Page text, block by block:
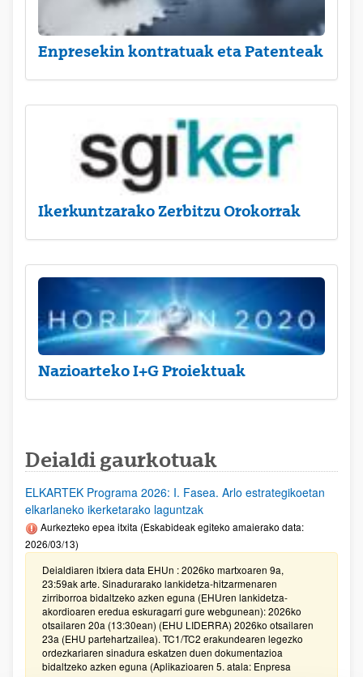
Enpresekin kontratuak eta Patenteak
Ikerkuntzarako Zerbitzu Orokorrak
Nazioarteko I+G Proiektuak
Deialdi gaurkotuak
ELKARTEK Programa 2026: I. Fasea. Arlo estrategikoetan
elkarlaneko ikerketarako laguntzak
Aurkezteko epea itxita (Eskabideak egiteko amaierako data:
2026/03/13)
Deialdiaren itxiera data EHUn : 2026ko martxoaren 9a,
23:59ak arte. Sinadurarako lankidetza-hitzarmenaren
zirriborroa bidaltzeko azken eguna (EHUren lankidetza-
akordioaren eredua eskuragarri gure webgunean): 2026ko
otsailaren 20a (13:30ean) (EHU LIDERRA) 2026ko otsailaren
23a (EHU partehartzailea). TC1/TC2 erakundearen legezko
ordezkariaren sinadura eskatzen duen dokumentazioa
bidaltzeko azken eguna (Aplikazioaren 5. atala: Enpresa